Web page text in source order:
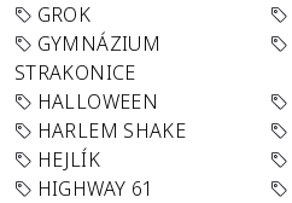
GROK
GYMNÁZIUM
STRAKONICE
HALLOWEEN
HARLEM SHAKE
HEJLÍK
HIGHWAY 61